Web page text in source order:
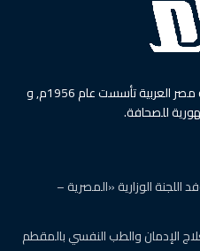
هي أول جريدة مسائية في جمهورية مصر العربية تأسست عام 1956م, و
للصحافة.
الوزارية «المصرية –